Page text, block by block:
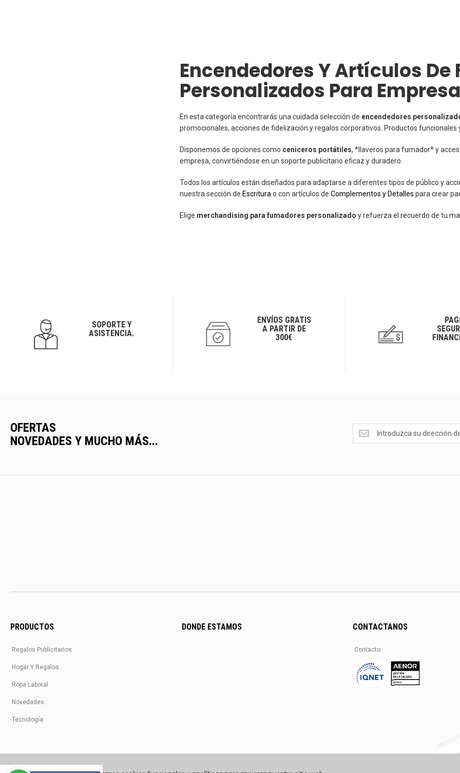
Encendedores Y Artículos De
Personalizados Para
En esta categoría encontrarás una cuidada selección de encendedores
promocionales, acciones de fidelización y regalos corporativos. Productos
Disponemos de opciones como ceniceros portátiles, *llaveros para fumador* y
empresa, convirtiéndose en un soporte publicitario eficaz y duradero.
Todos los artículos están diseñados para adaptarse a diferentes tipos de público y
nuestra sección de Escritura o con artículos de Complementos y Detalles para crear
Elige merchandising para fumadores personalizado y refuerza el recuerdo de tu
SOPORTE Y
ASISTENCIA.
ENVÍOS GRATIS
A PARTIR DE
300€
OFERTAS
NOVEDADES Y MUCHO MÁS...
Ofertas
<br>Novedades
PRODUCTOS
Regalos Publicitarios
Hogar Y Regalos
Ropa Laboral
Novedades
Tecnología
DONDE ESTAMOS CONTACTANOS
Contacto